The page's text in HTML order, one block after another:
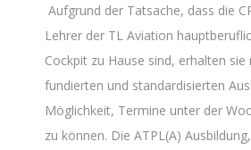
Aufgrund der Tatsache, dass die
Lehrer der TL Aviation
Cockpit zu Hause sind, erhalten sie
fundierten und standardisierten
Möglichkeit, Termine unter der
zu können. Die ATPL(A)